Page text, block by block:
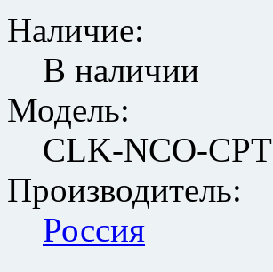
Наличие:
В наличии
Модель:
CLK-NCO-СPT
Производитель:
Россия